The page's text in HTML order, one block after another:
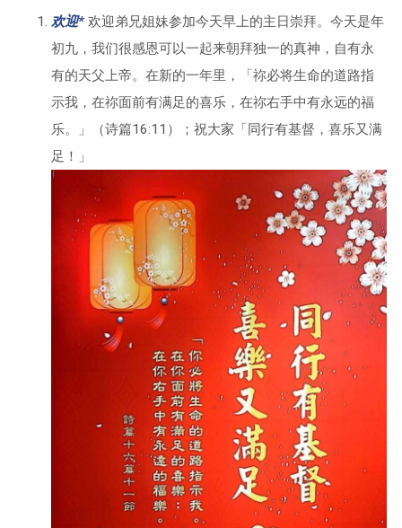
欢迎*欢迎弟兄姐妹参加今天早上的主日崇拜。今天是年
初九，我们很感恩可以一起来朝拜独一的真神，自有永
有的天父上帝。在新的一年里，「祢必将生命的道路指
示我，在祢面前有满足的喜乐，在祢右手中有永远的福
乐。」（诗篇16:11）；祝大家「同行有基督，喜乐又满
足！」